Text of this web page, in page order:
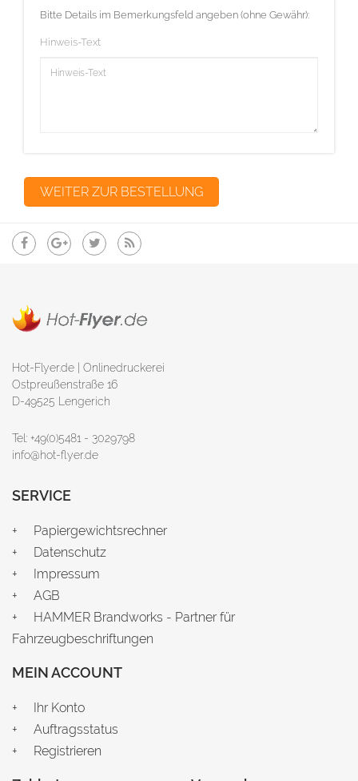
Bitte Details im Bemerkungsfeld angeben (ohne Gewähr):
Hinweis-Text
Hot-Flyer.de | Onlinedruckerei
Ostpreußenstraße 16
D-49525 Lengerich
Tel: +49(0)5481 - 3029798
info@hot-flyer.de
SERVICE
Papiergewichtsrechner
Datenschutz
Impressum
AGB
HAMMER Brandworks - Partner für
Fahrzeugbeschriftungen
MEIN ACCOUNT
Ihr Konto
Auftragsstatus
Registrieren